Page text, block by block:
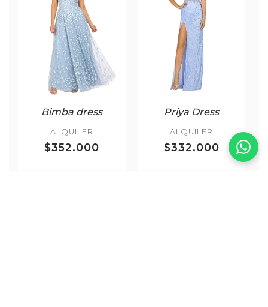
Bimba dress
ALQUILER
$352.000
Priya Dress
ALQUILER
$332.000